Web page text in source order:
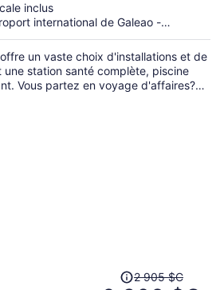
maintenant
de 2 409 $C
par
personne.
inclus
international de Galeao -
un vaste choix d'installations et de
station santé complète, piscine
Vous partez en voyage d'affaires?
2 905 $C